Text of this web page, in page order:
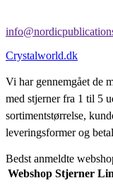
Crystalworld.dk
Vi har gennemgået de
med stjerner fra 1 til 5
sortimentstørrelse,
leveringsformer og
Bedst anmeldte
Webshop Stjerner